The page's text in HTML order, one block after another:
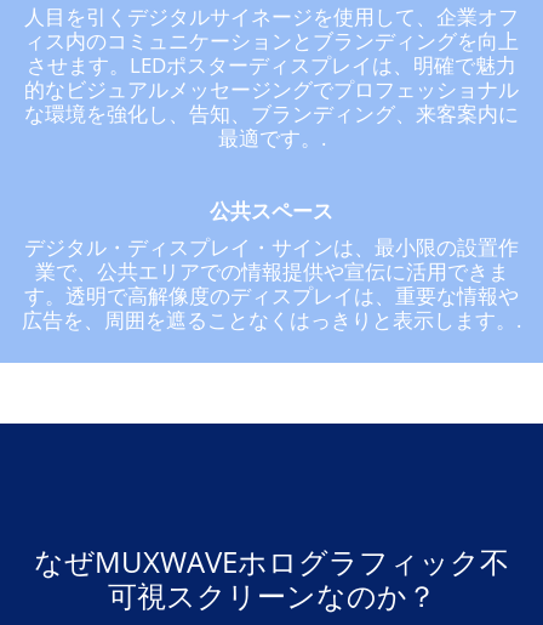
人目を引くデジタルサイネージを使用して、企業オフ
ィス内のコミュニケーションとブランディングを向上
させます。LEDポスターディスプレイは、明確で魅力
的なビジュアルメッセージングでプロフェッショナル
な環境を強化し、告知、ブランディング、来客案内に
最適です。.
公共スペース
デジタル・ディスプレイ・サインは、最小限の設置作
業で、公共エリアでの情報提供や宣伝に活用できま
す。透明で高解像度のディスプレイは、重要な情報や
広告を、周囲を遮ることなくはっきりと表示します。.
なぜMUXWAVEホログラフィック不
可視スクリーンなのか？